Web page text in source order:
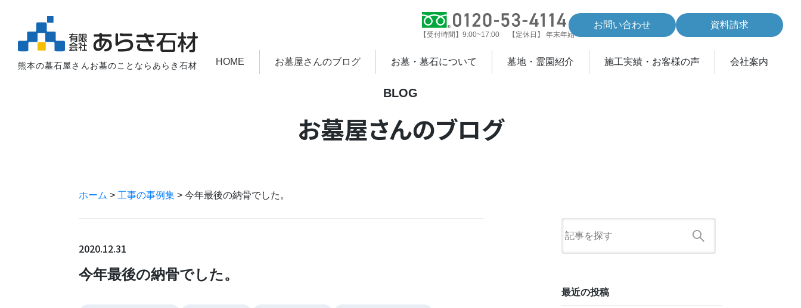
熊本の墓石屋さんお墓のことならあらき石材
【受付時間】9:00~17:00 【定休日】 年末年始
お問い合わせ 資料請求
HOME お墓屋さんのブログ お墓・墓石について 墓地・霊園紹介 施工実績・お客様の声 会社案内
BLOG
お墓屋さんのブログ
ホーム > 工事の事例集 > 今年最後の納骨でした。
2020.12.31
今年最後の納骨でした。
最近の投稿